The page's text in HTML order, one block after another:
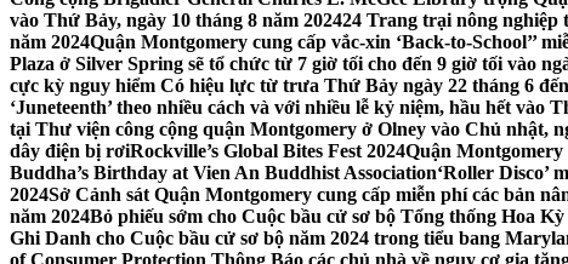
vào Thứ Bảy, ngày 10 tháng 8 năm 202424 Trang trại nông nghiệp
năm 2024Quận Montgomery cung cấp vắc-xin ‘Back-to-School’’
Plaza ở Silver Spring sẽ tổ chức từ 7 giờ tối cho đến 9 giờ tối vào
cực kỳ nguy hiểm Có hiệu lực từ trưa Thứ Bảy ngày 22 tháng 6
‘Juneteenth’ theo nhiều cách và với nhiều lễ kỷ niệm, hầu hết vào
tại Thư viện công cộng quận Montgomery ở Olney vào Chủ nhật,
dây điện bị rơiRockville’s Global Bites Fest 2024Quận Montgomery
Buddha’s Birthday at Vien An Buddhist Association‘Roller Disco’
2024Sở Cảnh sát Quận Montgomery cung cấp miễn phí các bản
năm 2024Bỏ phiếu sớm cho Cuộc bầu cử sơ bộ Tổng thống Hoa
Ghi Danh cho Cuộc bầu cử sơ bộ năm 2024 trong tiểu bang
of Consumer Protection Thông Báo các chủ nhà về nguy cơ gia